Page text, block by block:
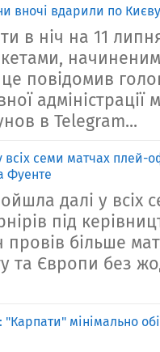
вночі вдарили по
в ніч на 11
повідомив
адміністрації
в Telegram...
всіх семи матчах плей-
Фуенте
далі у
під
провів більше
та Європи без
мінімально